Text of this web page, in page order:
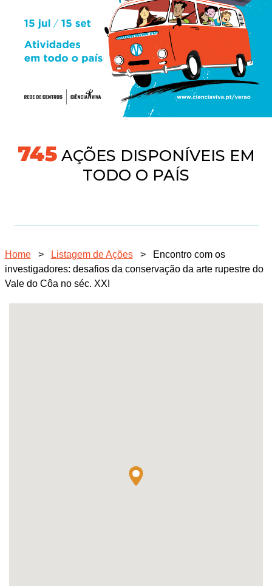
745AÇÕES DISPONÍVEIS EM
TODO O PAÍS
Home > Listagem de Ações >
Encontro com os
investigadores: desafios da conservação da arte rupestre do
Vale do Côa no séc. XXI